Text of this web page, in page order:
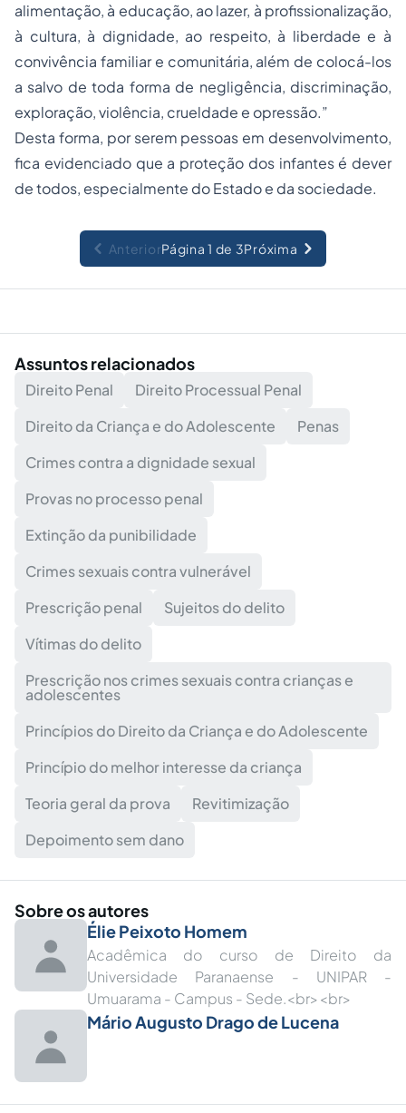
alimentação, à educação, ao lazer, à profissionalização,
à cultura, à dignidade, ao respeito, à liberdade e à
convivência familiar e comunitária, além de colocá-los
a salvo de toda forma de negligência, discriminação,
exploração, violência, crueldade e opressão.”
Desta forma, por serem pessoas em desenvolvimento,
fica evidenciado que a proteção dos infantes é dever
de todos, especialmente do Estado e da sociedade.
AnteriorPágina 1 de 3Próxima
Assuntos relacionados
Direito Penal
Direito Processual Penal
Direito da Criança e do Adolescente
Penas
Crimes contra a dignidade sexual
Provas no processo penal
Extinção da punibilidade
Crimes sexuais contra vulnerável
Prescrição penal
Sujeitos do delito
Vítimas do delito
Prescrição nos crimes sexuais contra crianças e
adolescentes
Princípios do Direito da Criança e do Adolescente
Princípio do melhor interesse da criança
Teoria geral da prova
Revitimização
Depoimento sem dano
Sobre os autores
Élie Peixoto Homem
Acadêmica do curso de Direito da
Universidade Paranaense - UNIPAR -
Umuarama - Campus - Sede.<br><br>
Mário Augusto Drago de Lucena